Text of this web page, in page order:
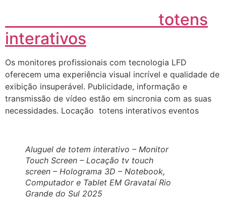
totens
interativos
Os monitores profissionais com tecnologia LFD
oferecem uma experiência visual incrível e qualidade de
exibição insuperável. Publicidade, informação e
transmissão de vídeo estão em sincronia com as suas
necessidades. Locação totens interativos eventos
Aluguel de totem interativo – Monitor
Touch Screen – Locação tv touch
screen – Holograma 3D – Notebook,
Computador e Tablet EM Gravataí Rio
Grande do Sul 2025